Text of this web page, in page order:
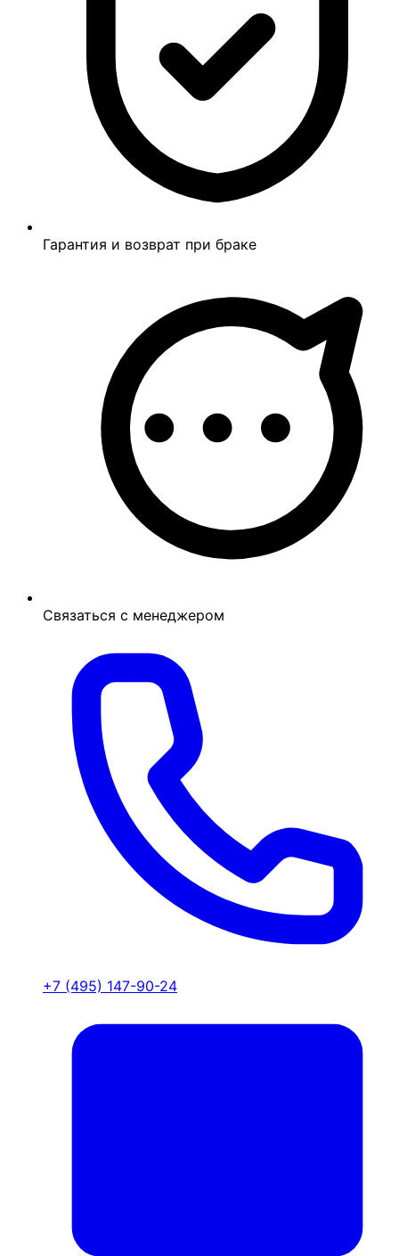
Гарантия и возврат при браке
Связаться с менеджером
+7 (495) 147-90-24